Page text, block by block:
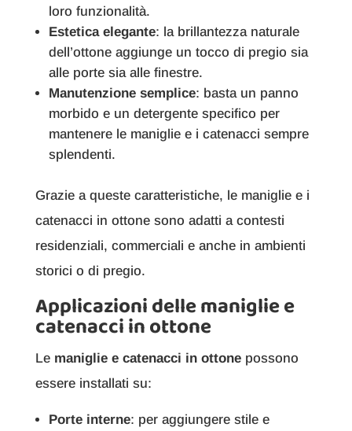
loro funzionalità.
Estetica elegante: la brillantezza naturale
dell’ottone aggiunge un tocco di pregio sia
alle porte sia alle finestre.
Manutenzione semplice: basta un panno
morbido e un detergente specifico per
mantenere le maniglie e i catenacci sempre
splendenti.
Grazie a queste caratteristiche, le maniglie e i
catenacci in ottone sono adatti a contesti
residenziali, commerciali e anche in ambienti
storici o di pregio.
Applicazioni delle maniglie e
catenacci in ottone
Le maniglie e catenacci in ottonepossono
essere installati su:
Porte interne: per aggiungere stile e